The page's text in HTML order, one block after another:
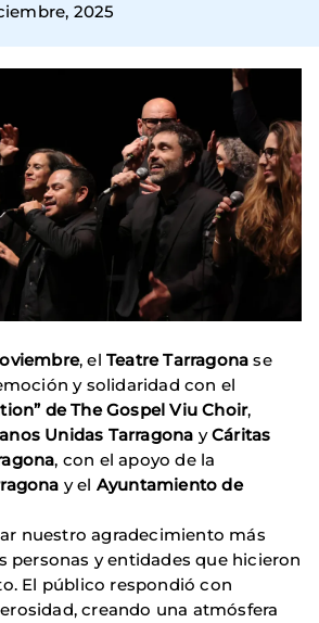
2025
, el Teatre Tarragona se
y solidaridad con el
de The Gospel Viu Choir,
Unidas Tarragona yCáritas
, con el apoyo de la
y el Ayuntamiento de
nuestro agradecimiento más
personas y entidades que hicieron
El público respondió con
creando una atmósfera